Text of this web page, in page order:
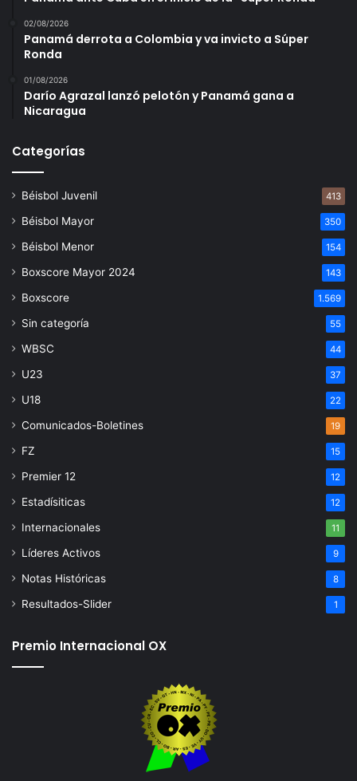
02/08/2026
Panamá derrota a Colombia y va invicto a Súper
Ronda
01/08/2026
Darío Agrazal lanzó pelotón y Panamá gana a
Nicaragua
Categorías
Béisbol Juvenil 413
Béisbol Mayor 350
Béisbol Menor 154
Boxscore Mayor 2024 143
Boxscore 1.569
Sin categoría 55
WBSC 44
U23 37
U18 22
Comunicados-Boletines 19
FZ 15
Premier 12 12
Estadísiticas 12
Internacionales 11
Líderes Activos 9
Notas Históricas 8
Resultados-Slider 1
Premio Internacional OX